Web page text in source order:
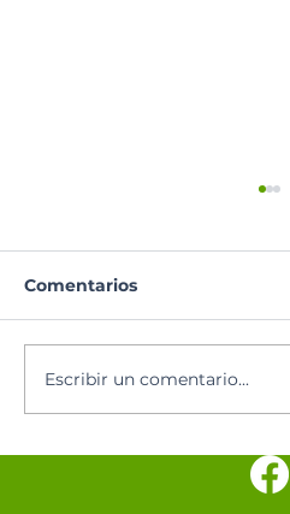
Comentarios
Escribir un comentario...